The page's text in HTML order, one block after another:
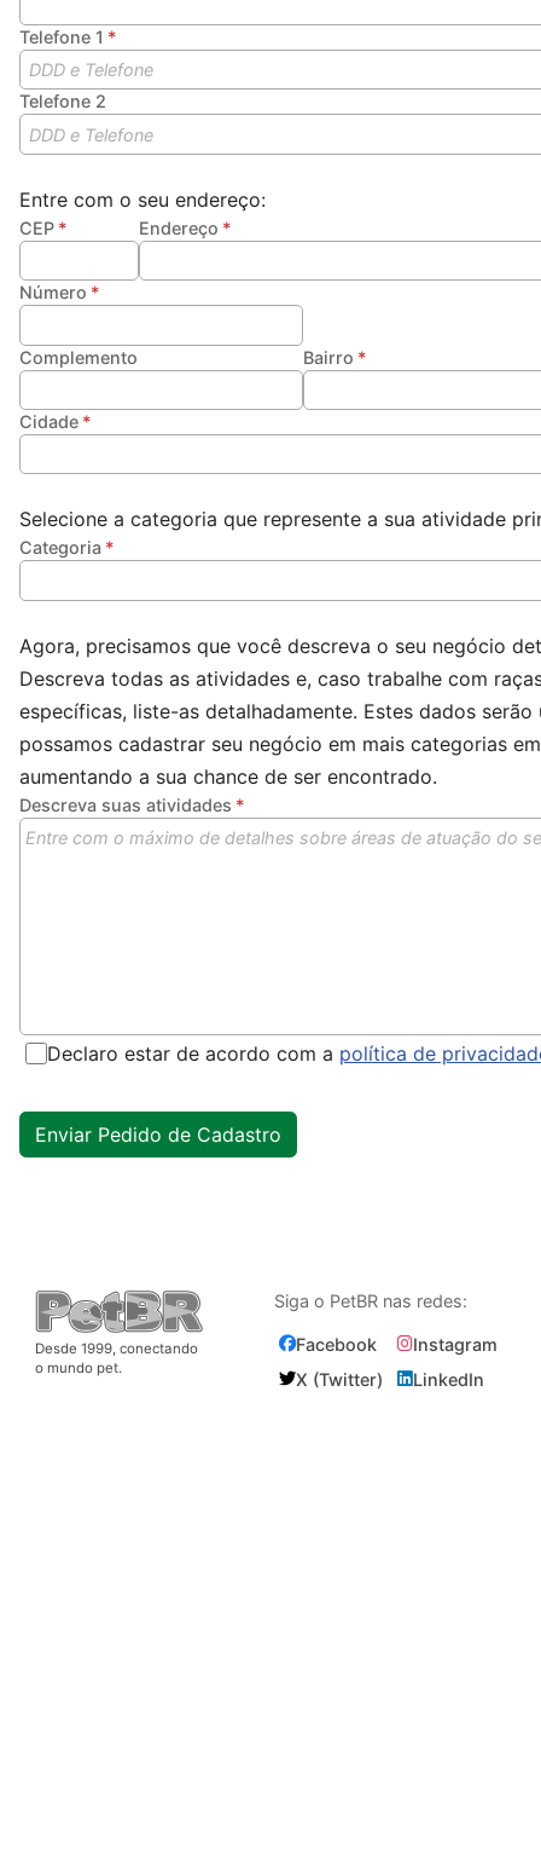
Telefone 1
Telefone 2
Entre com o seu endereço:
CEP Endereço
Número
Complemento Bairro
Cidade
Selecione a categoria que represente a sua atividade
Categoria
Agora, precisamos que você descreva o seu negócio
Descreva todas as atividades e, caso trabalhe com
específicas, liste-as detalhadamente. Estes dados serão
possamos cadastrar seu negócio em mais categorias
aumentando a sua chance de ser encontrado.
Descreva suas atividades
Declaro estar de acordo com a política de
Desde 1999, conectando
o mundo pet.
Siga o PetBR nas redes:
Facebook
Instagram
X (Twitter)
LinkedIn